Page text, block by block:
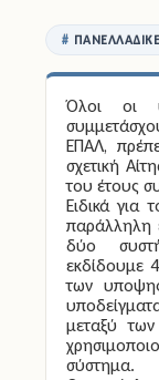
Ηλεκτρονικές
Όλοι οι
ΕΠΑΛ,
σχετική
του έτους
Ειδικά για
παράλληλη
δύο
εκδίδουμε
των
μεταξύ
σύστημα.